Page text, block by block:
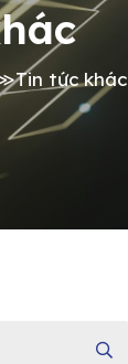
Tin tức khác